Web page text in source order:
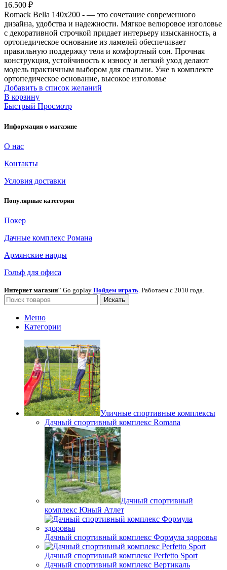
16.500 ₽
Romack Bella 140x200 - — это сочетание современного
дизайна, удобства и надежности. Мягкое велюровое изголовье
с декоративной строчкой придает интерьеру изысканность, а
ортопедическое основание из ламелей обеспечивает
правильную поддержку тела и комфортный сон. Прочная
конструкция, устойчивость к износу и легкий уход делают
модель практичным выбором для спальни. Уже в комплекте
ортопедическое основание, высокое изголовье
Добавить в список желаний
В корзину
Быстрый Просмотр
Информация о магазине
О нас
Контакты
Условия доставки
Популярные категории
Покер
Дачные комплекс Романа
Армянские нарды
Гольф для офиса
Интернет магазин" Go goplay Пойдем играть. Работаем с 2010 года.
Искать
Меню
Категории
Уличные спортивные комплексы
Дачный спортивный комплекс Romana
Дачный спортивный
комплекс Юный Атлет
Дачный спортивный комплекс Формула здоровья
Дачный спортивный комплекс Perfetto Sport
Дачный спортивный комплекс Вертикаль